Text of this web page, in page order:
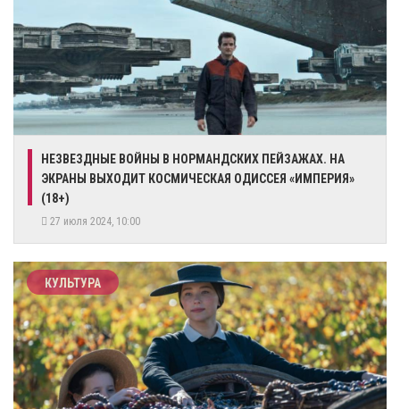
НЕЗВЕЗДНЫЕ ВОЙНЫ В НОРМАНДСКИХ ПЕЙЗАЖАХ. НА
ЭКРАНЫ ВЫХОДИТ КОСМИЧЕСКАЯ ОДИССЕЯ «ИМПЕРИЯ»
(18+)
27 июля 2024, 10:00
КУЛЬТУРА